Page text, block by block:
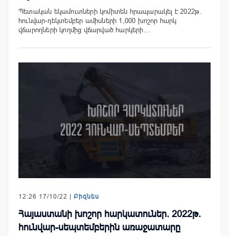
Պետական եկամուտների կոմիտեն հրապարակել է 2022թ.
հունվար-դեկտեմբեր ամիսների 1,000 խոշոր հարկ
վճարողների կողմից վճարված հարկերի…
12:26 17/10/22 | Բիզնես
Հայաստանի խոշոր հարկատուներ. 2022թ.
հունվար-սեպտեմբերին առաջատարը